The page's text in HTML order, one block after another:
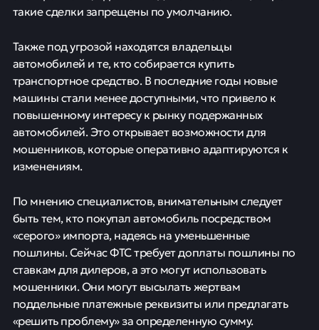
такие сделки запрещены по умолчанию.
Также под угрозой находятся владельцы
автомобилей и те, кто собирается купить
транспортное средство. В последние годы новые
машины стали менее доступными, что привело к
повышенному интересу к рынку подержанных
автомобилей. Это открывает возможности для
мошенников, которые оперативно адаптируются к
изменениям.
По мнению специалистов, внимательным следует
быть тем, кто покупал автомобиль посредством
«серого» импорта, надеясь на уменьшенные
пошлины. Сейчас ФТС требует доплаты пошлины по
ставкам для дилеров, а это могут использовать
мошенники. Они могут высылать жертвам
поддельные платежные реквизиты или предлагать
«решить проблему» за определенную сумму.